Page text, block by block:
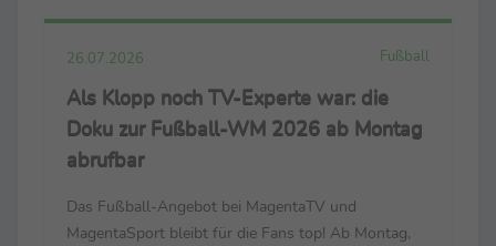
26.07.2026 Fußball
Als Klopp noch TV-Experte war: die
Doku zur Fußball-WM 2026 ab Montag
abrufbar
Das Fußball-Angebot bei MagentaTV und
MagentaSport bleibt für die Fans top! Ab Montag,